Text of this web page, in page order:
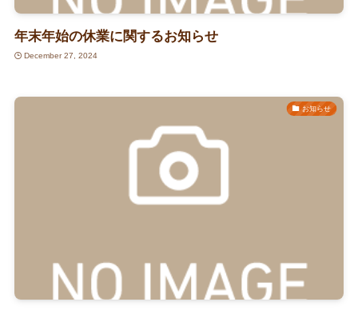
年末年始の休業に関するお知らせ
December 27, 2024
お知らせ